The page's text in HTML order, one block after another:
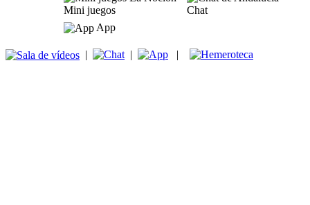
Mini juegos
Chat
App
| | |